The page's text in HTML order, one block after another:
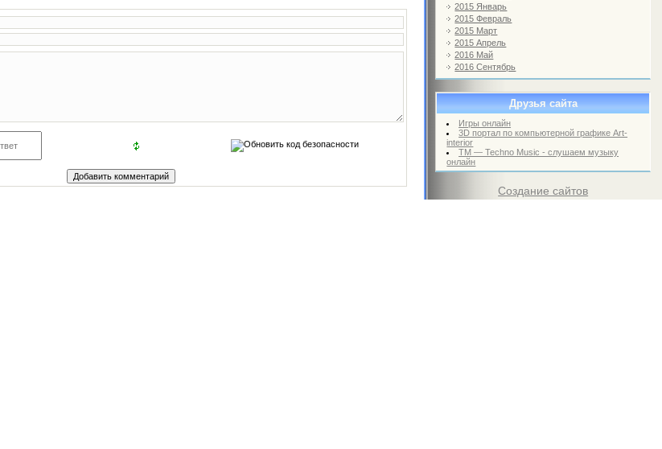
2015 Январь
2015 Февраль
2015 Март
2015 Апрель
2016 Май
2016 Сентябрь
Друзья сайта
Игры онлайн
3D портал по компьютерной графике Art-
interior
TM — Techno Music - слушаем музыку
онлайн
Создание сайтов